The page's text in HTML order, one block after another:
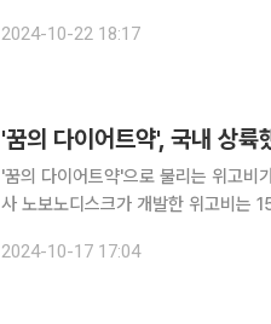
2024-10-22 18:17
'꿈의 다이어트약', 국내 상
'꿈의 다이어트약'으로 불리는 위고비가 국내에 상륙했습니
사 노보노디스크가 개발한 위고비는 15일 국내에 정
2024-10-17 17:04